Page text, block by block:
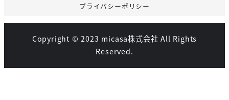
プライバシーポリシー
Copyright © 2023 micasa株式会社 All Rights
Reserved.